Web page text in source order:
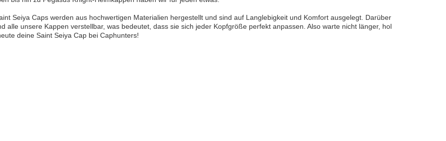
Seiya Caps werden aus hochwertigen Materialien hergestellt und sind auf Langlebigkeit und Komfort ausgelegt. Darüber
alle unsere Kappen verstellbar, was bedeutet, dass sie sich jeder Kopfgröße perfekt anpassen. Also warte nicht länger, hol
deine Saint Seiya Cap bei Caphunters!